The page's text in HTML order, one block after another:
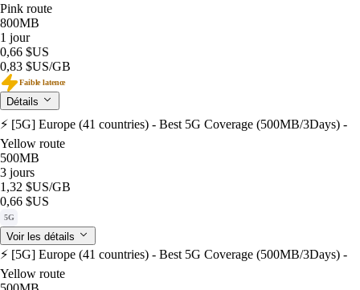
Pink route
800MB
1 jour
0,66 $US
0,83 $US/GB
Faible latence
Détails
⚡️ [5G] Europe (41 countries) - Best 5G Coverage (500MB/3Days) -
Yellow route
500MB
3 jours
1,32 $US/GB
0,66 $US
5G
Voir les détails
⚡️ [5G] Europe (41 countries) - Best 5G Coverage (500MB/3Days) -
Yellow route